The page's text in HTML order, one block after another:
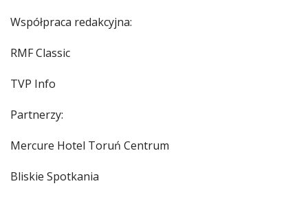
Współpraca redakcyjna:
RMF Classic
TVP Info
Partnerzy:
Mercure Hotel Toruń Centrum
Bliskie Spotkania